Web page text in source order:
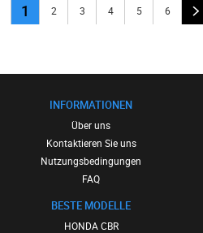
1 2 3 4 5 6
INFORMATIONEN
Über uns
Kontaktieren Sie uns
Nutzungsbedingungen
FAQ
BESTE MODELLE
HONDA CBR